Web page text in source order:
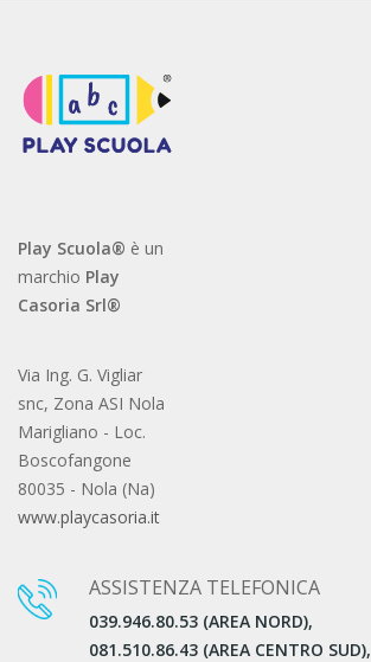
Play Scuola® è un
marchio Play
Casoria Srl®
Via Ing. G. Vigliar
snc, Zona ASI Nola
Marigliano - Loc.
Boscofangone
80035 - Nola (Na)
www.playcasoria.it
ASSISTENZA TELEFONICA
039.946.80.53 (AREA NORD),
081.510.86.43 (AREA CENTRO SUD),